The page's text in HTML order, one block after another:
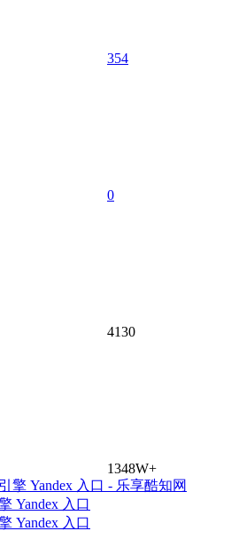
354
0
4130
1348W+
Yandex 入口
Yandex 入口